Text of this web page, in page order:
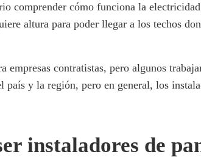
comprender cómo funciona la
altura para poder llegar a los techos
empresas contratistas, pero algunos
y la región, pero en general, los
instaladores de